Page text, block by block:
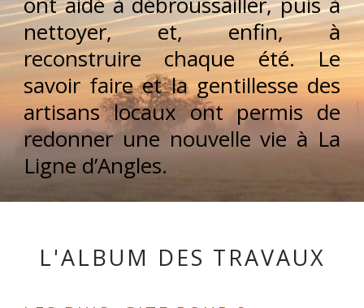
nettoyer, et, enfin, à
reconstruire chaque été. Le
savoir faire et la gentillesse des
artisans locaux ont permis de
redonner une nouvelle vie à La
Ligne d’Angles.
L'ALBUM DES TRAVAUX